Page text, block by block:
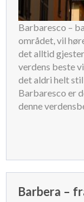
Lombardiet og
pastaretter der
Alle regionerne i
Italien
er
hvad der på
kærligheden til og
så naturligvis den
For enhver
tilfældigvis
Barbaresco –
området, vil
det alltid
verdens beste
det aldri helt
Barbaresco er
denne
Barbera –